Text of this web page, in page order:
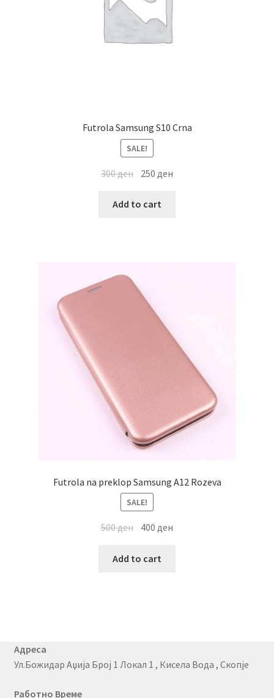
Futrola Samsung S10 Crna
SALE!
300ден 250 ден
Add to cart
Futrola na preklop Samsung A12 Rozeva
SALE!
500ден 400 ден
Add to cart
Адреса
Ул.Божидар Аџија Број 1 Локал 1 , Кисела Вода , Скопје
Работно Време